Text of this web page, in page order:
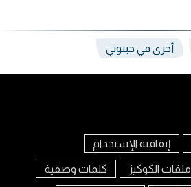
أخرى في جيبوتي
إتفاقية الإستخدام
ملفات الكوكيز كلمات وصفية